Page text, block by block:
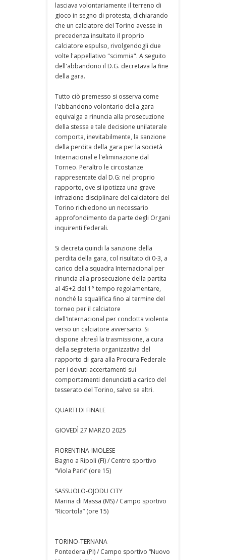
lasciava volontariamente il terreno di
gioco in segno di protesta, dichiarando
che un calciatore del Torino avesse in
precedenza insultato il proprio
calciatore espulso, rivolgendogli due
volte l'appellativo "scimmia". A seguito
dell'abbandono il D.G. decretava la fine
della gara.
Tutto ciò premesso si osserva come
l'abbandono volontario della gara
equivalga a rinuncia alla prosecuzione
della stessa e tale decisione unilaterale
comporta, inevitabilmente, la sanzione
della perdita della gara per la società
Internacional e l'eliminazione dal
Torneo. Peraltro le circostanze
rappresentate dal D.G: nel proprio
rapporto, ove si ipotizza una grave
infrazione disciplinare del calciatore del
Torino richiedono un necessario
approfondimento da parte degli Organi
inquirenti Federali.
Si decreta quindi la sanzione della
perdita della gara, col risultato di 0-3, a
carico della squadra Internacional per
rinuncia alla prosecuzione della partita
al 45+2 del 1° tempo regolamentare,
nonché la squalifica fino al termine del
torneo per il calciatore
dell'Internacional per condotta violenta
verso un calciatore avversario. Si
dispone altresì la trasmissione, a cura
della segreteria organizzativa del
rapporto di gara alla Procura Federale
per i dovuti accertamenti sui
comportamenti denunciati a carico del
tesserato del Torino, salvo se altri.
QUARTI DI FINALE
GIOVEDÌ 27 MARZO 2025
FIORENTINA-IMOLESE
Bagno a Ripoli (FI) / Centro sportivo
“Viola Park” (ore 15)
SASSUOLO-OJODU CITY
Marina di Massa (MS) / Campo sportivo
“Ricortola” (ore 15)
TORINO-TERNANA
Pontedera (PI) / Campo sportivo “Nuovo